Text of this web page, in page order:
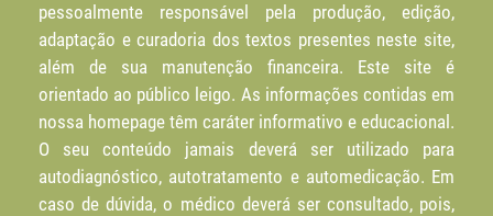
pessoalmente responsável pela produção, edição,
adaptação e curadoria dos textos presentes neste site,
além de sua manutenção financeira. Este site é
orientado ao público leigo. As informações contidas em
nossa homepage têm caráter informativo e educacional.
O seu conteúdo jamais deverá ser utilizado para
autodiagnóstico, autotratamento e automedicação. Em
caso de dúvida, o médico deverá ser consultado, pois,